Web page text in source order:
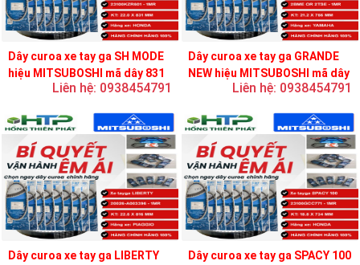
Dây curoa xe tay ga SH MODE
hiệu MITSUBOSHI mã dây 831
Liên hệ: 0938454791
Dây curoa xe tay ga GRANDE
NEW hiệu MITSUBOSHI mã dây
Liên hệ: 0938454791
Dây curoa xe tay ga LIBERTY
Dây curoa xe tay ga SPACY 100